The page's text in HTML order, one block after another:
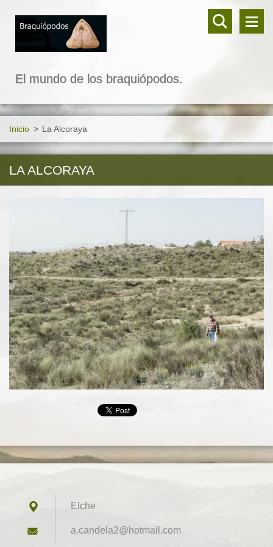
El mundo de los braquiópodos.
Inicio > La Alcoraya
LA ALCORAYA
Elche
a.candel a2@hotmail.com